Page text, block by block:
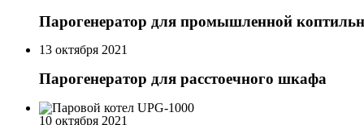
Парогенератор для промышленной
13 октября 2021
Парогенератор для расстоечного шкафа
10 октября 2021